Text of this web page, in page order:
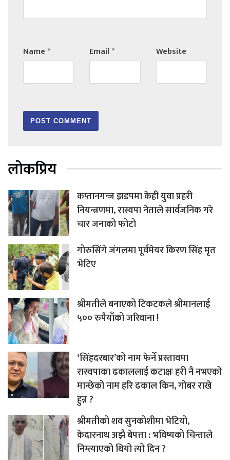
Name* Email* Website
लोकप्रिय
कप्तानगन्ज झडपमा केही युवा प्रहरी
नियन्त्रणमा, रास्वपा नेताले सार्वजनिक गरे
चार जनाको फोटो
गोरुसिंगे जंगलमा पूर्वमेयर किरण सिंह मृत
भेटिए
श्रीमतीले बनाएको टिकटकले श्रीमानलाई
५०० रुपैयाँको जरिवाना !
‘सिंहदरबार’को नाम फेर्ने प्रस्तावमा
रास्वपाका ढकाललाई कटाक्षः हरी नै नभएको
मान्छेको नाम हरि ढकाल किन, गोबर राखे
हुन्न ?
श्रीमतीको शव सुनकोशीमा भेटियो,
केदारनाथ अझै बेपत्ता : भविष्यको चिन्ताले
निम्त्याएको थियो त्यो दिन ?